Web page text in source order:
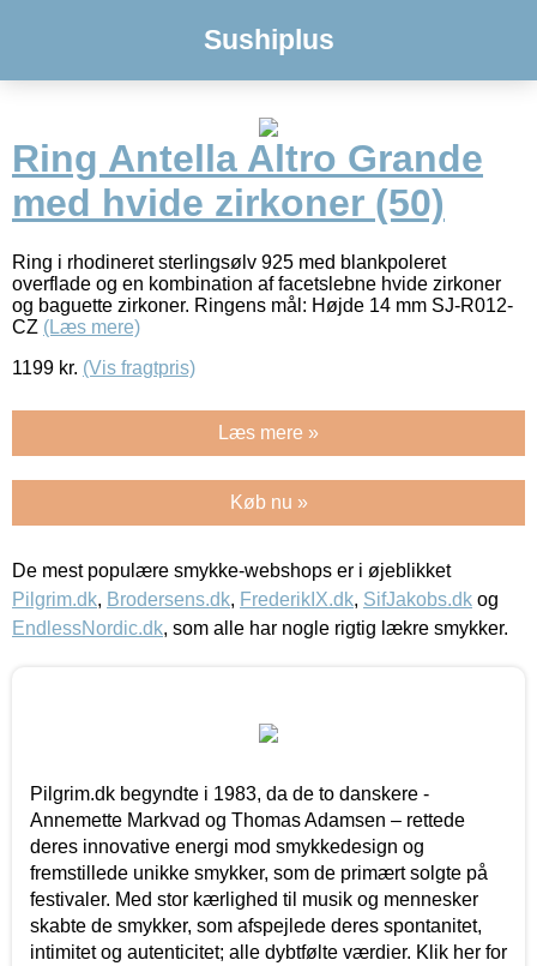
Sushiplus
Ring Antella Altro Grande
med hvide zirkoner (50)
Ring i rhodineret sterlingsølv 925 med blankpoleret
overflade og en kombination af facetslebne hvide zirkoner
og baguette zirkoner. Ringens mål: Højde 14 mm SJ-R012-
CZ (Læs mere)
1199 kr. (Vis fragtpris)
Læs mere »
Køb nu »
De mest populære smykke-webshops er i øjeblikket
Pilgrim.dk, Brodersens.dk, FrederikIX.dk, SifJakobs.dk og
EndlessNordic.dk, som alle har nogle rigtig lækre smykker.
Pilgrim.dk begyndte i 1983, da de to danskere -
Annemette Markvad og Thomas Adamsen – rettede
deres innovative energi mod smykkedesign og
fremstillede unikke smykker, som de primært solgte på
festivaler. Med stor kærlighed til musik og mennesker
skabte de smykker, som afspejlede deres spontanitet,
intimitet og autenticitet; alle dybtfølte værdier. Klik her for